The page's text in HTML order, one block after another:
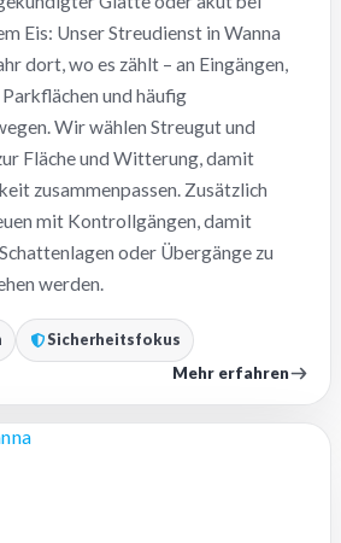
Eis: Unser Streudienst in Wanna
dort, wo es zählt – an Eingängen,
und häufig
Wir wählen Streugut und
Fläche und Witterung, damit
zusammenpassen. Zusätzlich
mit Kontrollgängen, damit
oder Übergänge zu
werden.
Sicherheitsfokus
Mehr erfahren